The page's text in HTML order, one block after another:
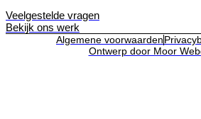
Veelgestelde vragen
Bekijk ons werk
Algemene voorwaarden
Ontwerp door Moor